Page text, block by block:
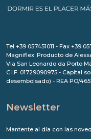
Tel +39 057451011 - Fax +39
Magniflex: Producto de
Via San Leonardo da Porto
C.I.F. 01729090975 - Capital
desembolsado) - REA PO/
Newsletter
Mantente al día con las